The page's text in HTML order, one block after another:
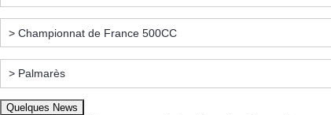
Quelques News